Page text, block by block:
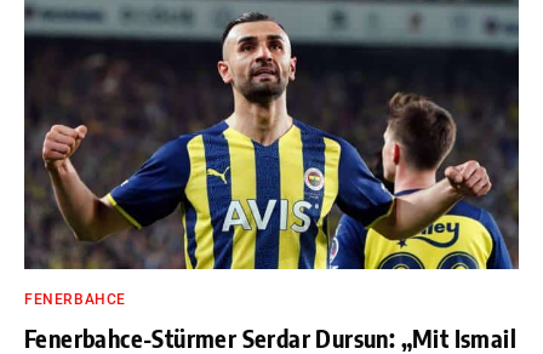
FENERBAHCE
Fenerbahce-Stürmer Serdar Dursun: „Mit Ismail